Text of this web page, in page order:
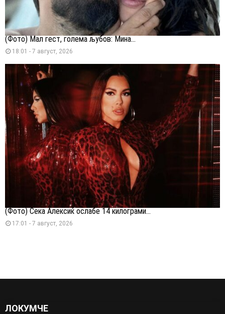
(Фото) Мал гест, голема љубов: Мина...
18:01 - 7 август, 2026
(Фото) Сека Алексиќ ослабе 14 килограми...
17:01 - 7 август, 2026
ЛОКУМЧЕ